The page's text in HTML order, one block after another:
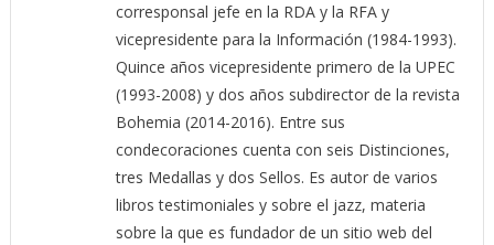
corresponsal jefe en la RDA y la RFA y
vicepresidente para la Información (1984-1993).
Quince años vicepresidente primero de la UPEC
(1993-2008) y dos años subdirector de la revista
Bohemia (2014-2016). Entre sus
condecoraciones cuenta con seis Distinciones,
tres Medallas y dos Sellos. Es autor de varios
libros testimoniales y sobre el jazz, materia
sobre la que es fundador de un sitio web del